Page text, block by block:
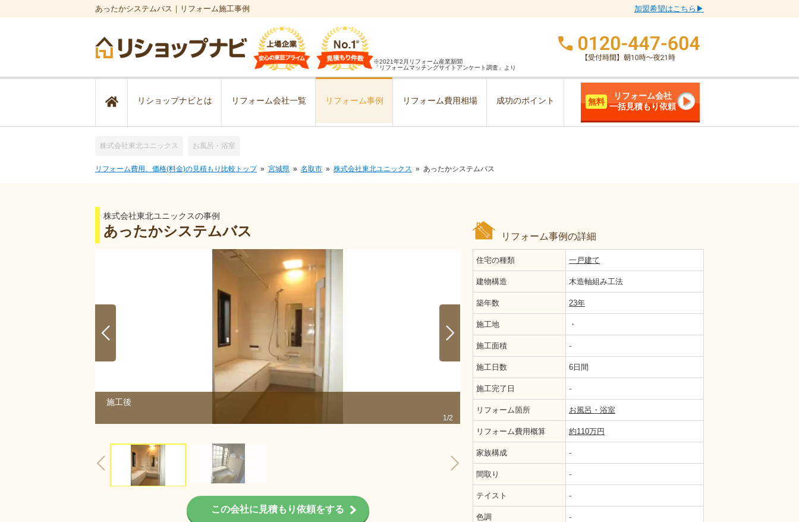
あったかシステムバス｜リフォーム施工事例 加盟希望はこちら▶
※2021年2月リフォーム産業新聞
「リフォームマッチングサイトアンケート調査」より
リショップナビとは リフォーム会社一覧 リフォーム事例 リフォーム費用相場 成功のポイント 無料
リフォーム会社
一括見積もり依頼
株式会社東北ユニックス お風呂・浴室
リフォーム費用、価格(料金)の見積もり比較トップ 宮城県 名取市 株式会社東北ユニックス あったかシステムバス
株式会社東北ユニックスの事例
あったかシステムバス リフォーム事例の詳細
施工後
1/2
施工前
この会社に見積もり依頼をする
住宅の種類 一戸建て
建物構造 木造軸組み工法
築年数 23年
施工地 ・
施工面積 -
施工日数 6日間
施工完了日 -
リフォーム箇所 お風呂・浴室
リフォーム費用概算 約110万円
家族構成 -
間取り -
テイスト -
色調 -